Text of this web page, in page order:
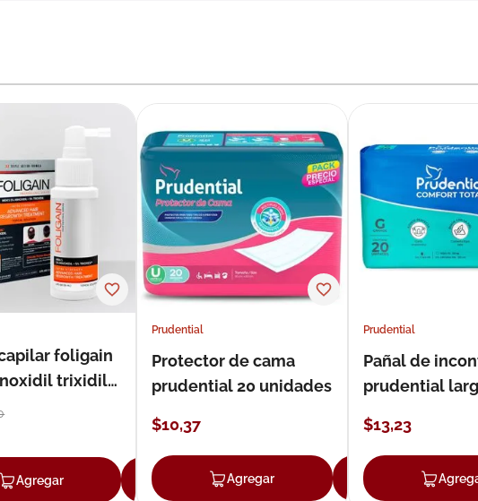
foligain
trixidil
ml
Agregar Agregar
Prudential
Protector de cama
prudential 20 unidades
$10,37
Agregar Agregar
Prudential
Pañal de
prudential
$13,23